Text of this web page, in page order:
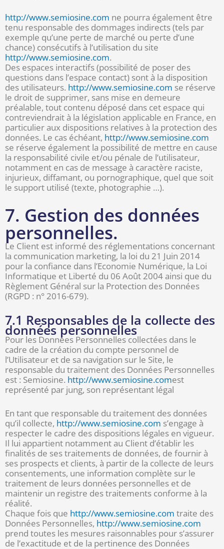
http://www.semiosine.com ne pourra également être
tenu responsable des dommages indirects (tels par
exemple qu’une perte de marché ou perte d’une
chance) consécutifs à l’utilisation du site
http://www.semiosine.com.
Des espaces interactifs (possibilité de poser des
questions dans l’espace contact) sont à la disposition
des utilisateurs. http://www.semiosine.com se réserve
le droit de supprimer, sans mise en demeure
préalable, tout contenu déposé dans cet espace qui
contreviendrait à la législation applicable en France, en
particulier aux dispositions relatives à la protection des
données. Le cas échéant, http://www.semiosine.com
se réserve également la possibilité de mettre en cause
la responsabilité civile et/ou pénale de l’utilisateur,
notamment en cas de message à caractère raciste,
injurieux, diffamant, ou pornographique, quel que soit
le support utilisé (texte, photographie …).
7. Gestion des données
personnelles.
Le Client est informé des réglementations concernant
la communication marketing, la loi du 21 Juin 2014
pour la confiance dans l’Economie Numérique, la Loi
Informatique et Liberté du 06 Août 2004 ainsi que du
Règlement Général sur la Protection des Données
(RGPD : n° 2016-679).
7.1 Responsables de la collecte des
données personnelles
Pour les Données Personnelles collectées dans le
cadre de la création du compte personnel de
l’Utilisateur et de sa navigation sur le Site, le
responsable du traitement des Données Personnelles
est : Semiosine. http://www.semiosine.comest
représenté par jung, son représentant légal
En tant que responsable du traitement des données
qu’il collecte, http://www.semiosine.com s’engage à
respecter le cadre des dispositions légales en vigueur.
Il lui appartient notamment au Client d’établir les
finalités de ses traitements de données, de fournir à
ses prospects et clients, à partir de la collecte de leurs
consentements, une information complète sur le
traitement de leurs données personnelles et de
maintenir un registre des traitements conforme à la
réalité.
Chaque fois que http://www.semiosine.com traite des
Données Personnelles, http://www.semiosine.com
prend toutes les mesures raisonnables pour s’assurer
de l’exactitude et de la pertinence des Données